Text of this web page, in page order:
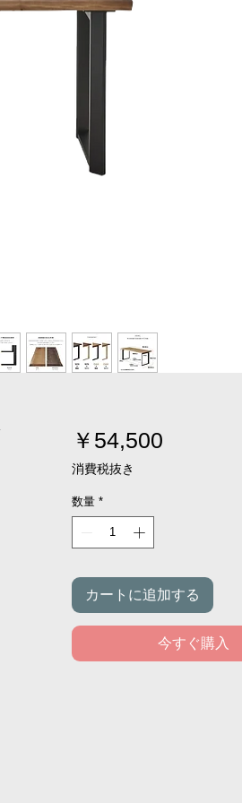
￥54,500価
消費税抜き
数量 *
カートに追加する
今すぐ購入